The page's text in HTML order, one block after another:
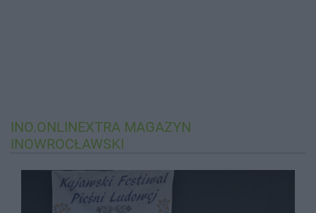
INO.ONLINEXTRA MAGAZYN
INOWROCŁAWSKI